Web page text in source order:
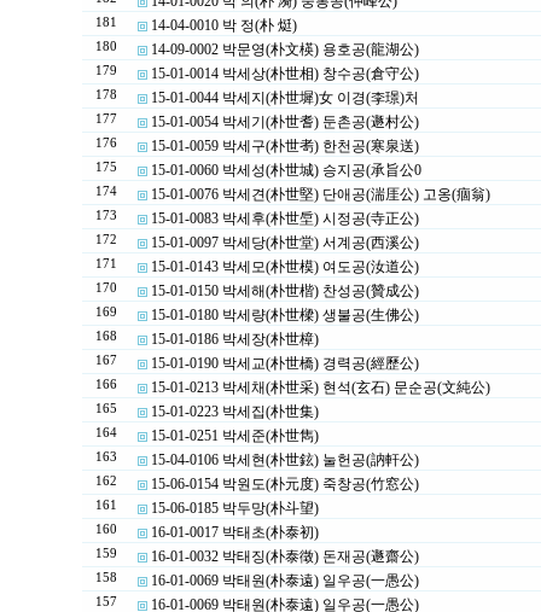
181 14-04-0010 박 정(朴 烶)
180 14-09-0002 박문영(朴文楧) 용호공(龍湖公)
179 15-01-0014 박세상(朴世相) 창수공(倉守公)
178 15-01-0044 박세지(朴世墀)女 이경(李璟)처
177 15-01-0054 박세기(朴世耆) 둔촌공(遯村公)
176 15-01-0059 박세구(朴世耉) 한천공(寒泉送)
175 15-01-0060 박세성(朴世城) 승지공(承旨公0
174 15-01-0076 박세견(朴世堅) 단애공(湍厓公) 고옹(痼翁)
173 15-01-0083 박세후(朴世垕) 시정공(寺正公)
172 15-01-0097 박세당(朴世堂) 서계공(西溪公)
171 15-01-0143 박세모(朴世模) 여도공(汝道公)
170 15-01-0150 박세해(朴世楷) 찬성공(贊成公)
169 15-01-0180 박세량(朴世樑) 생불공(生佛公)
168 15-01-0186 박세장(朴世樟)
167 15-01-0190 박세교(朴世橋) 경력공(經歷公)
166 15-01-0213 박세채(朴世采) 현석(玄石) 문순공(文純公)
165 15-01-0223 박세집(朴世集)
164 15-01-0251 박세준(朴世雋)
163 15-04-0106 박세현(朴世鉉) 눌헌공(訥軒公)
162 15-06-0154 박원도(朴元度) 죽창공(竹窓公)
161 15-06-0185 박두망(朴斗望)
160 16-01-0017 박태초(朴泰初)
159 16-01-0032 박태징(朴泰徵) 돈재공(遯齋公)
158 16-01-0069 박태원(朴泰遠) 일우공(一愚公)
157 16-01-0069 박태원(朴泰遠) 일우공(一愚公)